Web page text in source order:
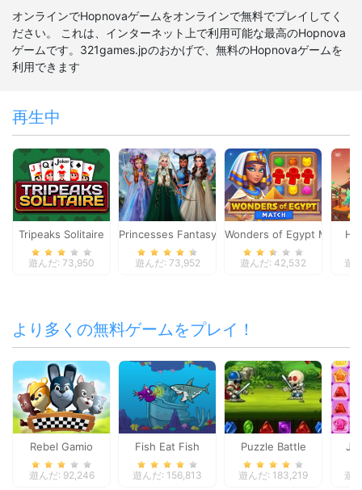
オンラインでHopnovaゲームをオンラインで無料でプレイしてく
ださい。 これは、インターネット上で利用可能な最高のHopnova
ゲームです。321games.jpのおかげで、無料のHopnovaゲームを
利用できます
再生中
Tripeaks Solitaire
遊んだ: 73,950
Princesses Fantasy Makeover
遊んだ: 73,952
Wonders of Egypt Match
遊んだ: 42,532 遊
より多くの無料ゲームをプレイ！
Rebel Gamio
遊んだ: 92,246
Fish Eat Fish
遊んだ: 156,813
Puzzle Battle
遊んだ: 183,219 遊